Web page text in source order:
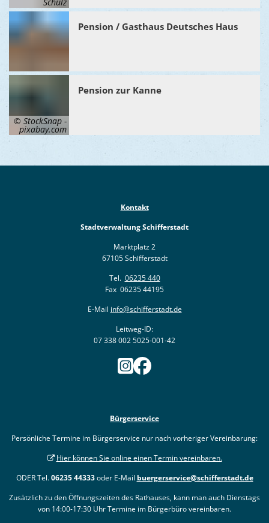
Bauen,
Pension / Gasthaus Deutsches Haus
© StockSnap -
pixabay.com
Pension zur Kanne
Kontakt
Stadtverwaltung Schifferstadt
Marktplatz 2
67105 Schifferstadt
Tel. 06235 440
Fax 06235 44195
E-Mail info@schifferstadt.de
Leitweg-ID:
07 338 002 5025-001-42
Bürgerservice
Persönliche Termine im Bürgerservice nur nach vorheriger Vereinbarung:
Hier können Sie online einen Termin vereinbaren.
ODER Tel.06235 44333oder E-Mail buergerservice@schifferstadt.de
Zusätzlich zu den Öffnungszeiten des Rathauses, kann man auch Dienstags
von 14:00-17:30 Uhr Termine im Bürgerbüro vereinbaren.